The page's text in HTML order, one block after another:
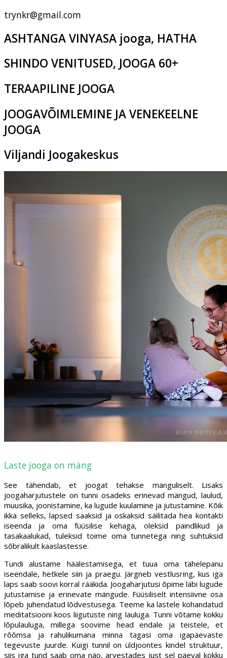
trynkr@gmail.com
ASHTANGA VINYASA jooga, HATHA
SHINDO VENITUSED, JOOGA 60+
TERAAPILINE JOOGA
JOOGAVÕIMLEMINE JA VENEKEELNE
JOOGA
Viljandi Joogakeskus
Oled oodatud!
Laste jooga on mäng
See tähendab, et joogat tehakse mänguliselt. Lisaks
joogaharjutustele on tunni osadeks erinevad mängud, laulud,
muusika, joonistamine, ka lugude kuulamine ja jutustamine. Kõik
ikka selleks, lapsed saaksid ja oskaksid säilitada hea kontakti
iseenda ja oma füüsilise kehaga, oleksid paindlikud ja
tasakaalukad, tuleksid toime oma tunnetega ning suhtuksid
sõbralikult kaaslastesse.
Tundi alustame häälestamisega, et tuua oma tähelepanu
iseendale, hetkele siin ja praegu. Järgneb vestlusring, kus iga
laps saab soovi korral rääkida. Joogaharjutusi õpime läbi lugude
jutustamise ja erinevate mängude. Füüsiliselt intensiivne osa
lõpeb juhendatud lõdvestusega. Teeme ka lastele kohandatud
meditatsiooni koos liigutuste ning lauluga. Tunni võtame kokku
lõpulauluga, millega soovime head endale ja teistele, et
rõõmsa ja rahulikumana minna tagasi oma igapäevaste
tegevuste juurde. Kuigi tunnil on üldjoontes kindel struktuur,
siis iga tund saab oma näo, arvestades just sel päeval kokku